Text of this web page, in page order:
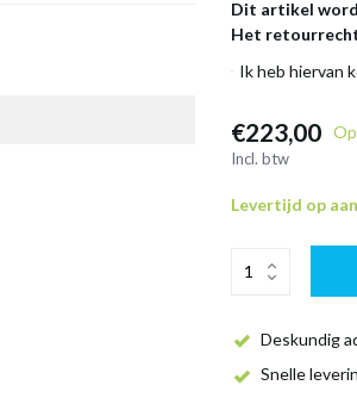
Dit artikel
Het
Ik heb hiervan
€223,00
Incl. btw
Levertijd op
Deskundig
Snelle